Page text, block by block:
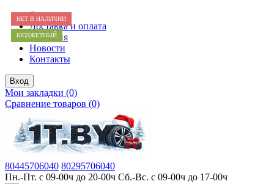
О нас
Доставка и оплата
Гарантия
Новости
Контакты
Вход
Мои закладки (0)
Сравнение товаров (0)
80445706040 80295706040
Пн.-Пт. с 09-00ч до 20-00ч Сб.-Вс. с 09-00ч до 17-00ч
НЕТ В НАЛИЧИИ
БЮДЖЕТНЫЙ
НЕТ В НАЛИЧИИ
БЮДЖЕТНЫЙ